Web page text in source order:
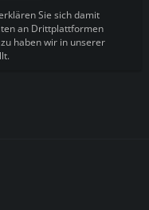
Sie sich damit
an Drittplattformen
haben wir in unserer